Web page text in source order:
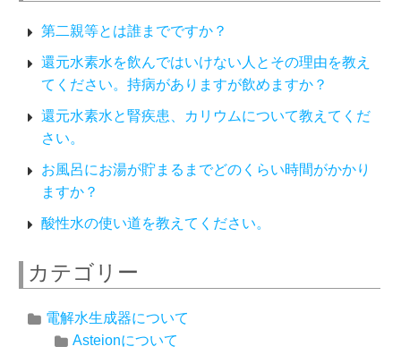
第二親等とは誰までですか？
還元水素水を飲んではいけない人とその理由を教え
てください。持病がありますが飲めますか？
還元水素水と腎疾患、カリウムについて教えてくだ
さい。
お風呂にお湯が貯まるまでどのくらい時間がかかり
ますか？
酸性水の使い道を教えてください。
カテゴリー
電解水生成器について
Asteionについて